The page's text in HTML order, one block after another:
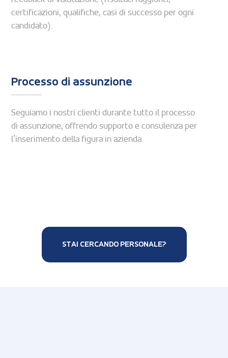
certificazioni, qualifiche, casi di successo per ogni
candidato).
Processo di assunzione
Seguiamo i nostri clienti durante tutto il processo
di assunzione, offrendo supporto e consulenza per
l’inserimento della figura in azienda.
STAI CERCANDO PERSONALE?